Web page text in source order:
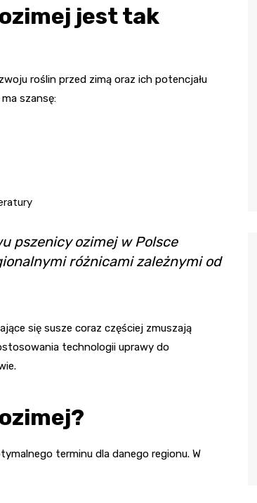
jest tak
roślin przed zimą oraz ich potencjału
szansę:
pszenicy ozimej w Polsce
różnicami zależnymi od
się susze coraz częściej zmuszają
technologii uprawy do
terminu dla danego regionu. W